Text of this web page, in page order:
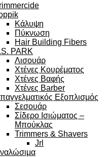
Κάλυψη
Πύκνωση
Hair Building Fibers
PARK
Λισουάρ
Χτένες Κουρέματος
Χτένες Βαφής
Χτένες Barber
Εξοπλισμός
Σεσουάρ
Σίδερο Ισιώματος –
Μπούκλας
Trimmers & Shavers
Jrl